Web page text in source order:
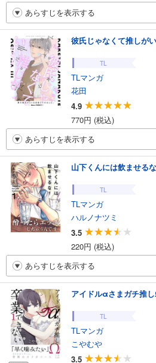
あらすじを表示する
彼氏じゃなくて推しが
TL
TLマンガ
花田
4.9
770円 (税込)
あらすじを表示する
山下くんには飲ませるな
TL
TLマンガ
ハルノナツミ
3.5
220円 (税込)
あらすじを表示する
アイドルαさまガチ推
TL
TLマンガ
こやむや
3.5